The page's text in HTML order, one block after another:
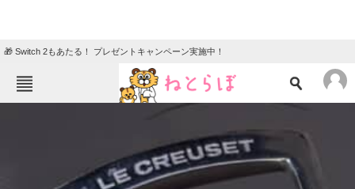
🎁 Switch 2もあたる！ プレゼントキャンペーン実施中！
クイズ